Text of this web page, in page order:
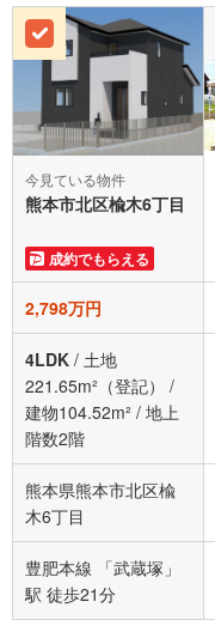
今見ている物件
熊本市北区楡木6丁目
成約でもらえる
2,798万円
4LDK / 土地
221.65m²（登記）
/
建物104.52m² / 地上
階数2階
熊本県熊本市北区楡
木6丁目
豊肥本線 「武蔵塚」
駅 徒歩21分